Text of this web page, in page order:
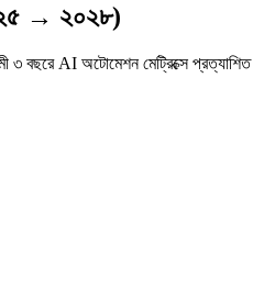
→ ২০২৮)
৩ বছরে AI অটোমেশন মেট্রিক্সে প্রত্যাশিত